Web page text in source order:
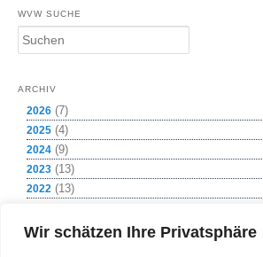
Wir schätzen Ihre Privatsphäre
WVW SUCHE
S
u
h
ARCHIV
2026 (7)
2025 (4)
2024 (9)
2023 (13)
2022 (13)
2020 (1)